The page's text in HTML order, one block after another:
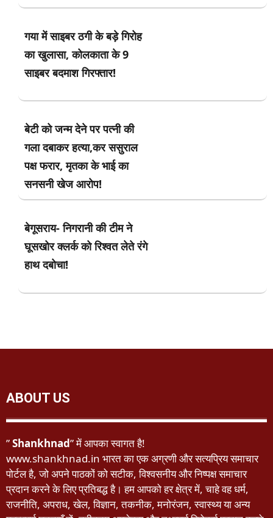
गया में साइबर ठगी के बड़े गिरोह
का खुलासा, कोलकाता के 9
साइबर बदमाश गिरफ्तार!
बेटी को जन्म देने पर पत्नी की
गला दबाकर हत्या,कर ससुराल
पक्ष फरार, मृतका के भाई का
सनसनी खेज आरोप!
बेगूसराय- निगरानी की टीम ने
घूसखोर क्लर्क को रिश्वत लेते रंगे
हाथ दबोचा!
ABOUT US
”Shankhnad” में आपका स्वागत है!
www.shankhnad.in भारत का एक अग्रणी और सत्यप्रिय समाचार
पोर्टल है, जो अपने पाठकों को सटीक, विश्वसनीय और निष्पक्ष समाचार
प्रदान करने के लिए प्रतिबद्ध है। हम आपको हर क्षेत्र में, चाहे वह धर्म,
राजनीति, अपराध, खेल, विज्ञान, तकनीक, मनोरंजन, स्वास्थ्य या अन्य